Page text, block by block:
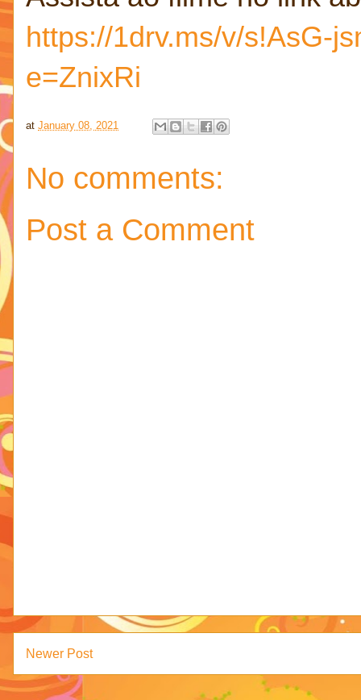
https://1drv.ms/v/s!AsG-
e=ZnixRi
at January 08, 2021
No comments:
Post a Comment
Newer Post